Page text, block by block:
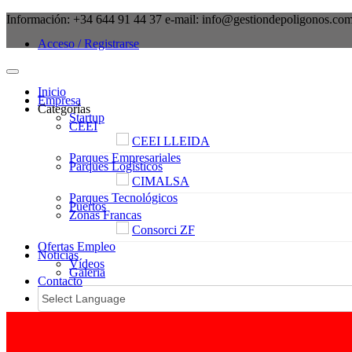
Información: +34 644 91 44 37 e-mail:
Acceso / Registrarse
Inicio
Empresa
Categorías
Startup
CEEI
CEEI LLEIDA
Parques Empresariales
Parques Logísticos
CIMALSA
Parques Tecnológicos
Puertos
Zonas Francas
Consorci ZF
Ofertas Empleo
Noticias
Vídeos
Galeria
Contacto